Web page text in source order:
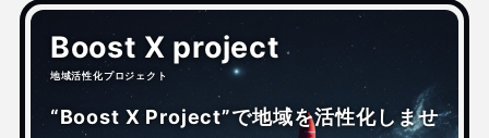
Boost X project
地域活性化プロジェクト
“Boost X Project”で地域を活性化しませ